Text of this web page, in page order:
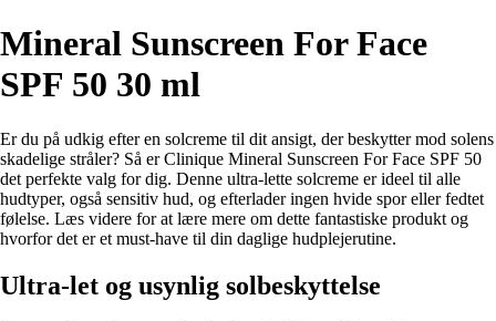
Mineral Sunscreen For Face
SPF 50 30 ml
Er du på udkig efter en solcreme til dit ansigt, der beskytter mod solens
skadelige stråler? Så er Clinique Mineral Sunscreen For Face SPF 50
det perfekte valg for dig. Denne ultra-lette solcreme er ideel til alle
hudtyper, også sensitiv hud, og efterlader ingen hvide spor eller fedtet
følelse. Læs videre for at lære mere om dette fantastiske produkt og
hvorfor det er et must-have til din daglige hudplejerutine.
Ultra-let og usynlig solbeskyttelse